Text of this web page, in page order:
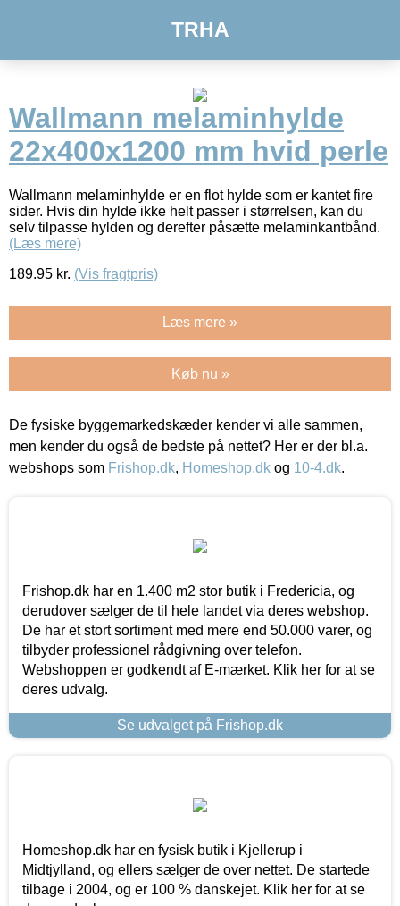
TRHA
Wallmann melaminhylde
22x400x1200 mm hvid perle
Wallmann melaminhylde er en flot hylde som er kantet fire
sider. Hvis din hylde ikke helt passer i størrelsen, kan du
selv tilpasse hylden og derefter påsætte melaminkantbånd.
(Læs mere)
189.95 kr. (Vis fragtpris)
Læs mere »
Køb nu »
De fysiske byggemarkedskæder kender vi alle sammen,
men kender du også de bedste på nettet? Her er der bl.a.
webshops som Frishop.dk, Homeshop.dk og 10-4.dk.
Frishop.dk har en 1.400 m2 stor butik i Fredericia, og
derudover sælger de til hele landet via deres webshop.
De har et stort sortiment med mere end 50.000 varer, og
tilbyder professionel rådgivning over telefon.
Webshoppen er godkendt af E-mærket. Klik her for at se
deres udvalg.
Se udvalget på Frishop.dk
Homeshop.dk har en fysisk butik i Kjellerup i
Midtjylland, og ellers sælger de over nettet. De startede
tilbage i 2004, og er 100 % danskejet. Klik her for at se